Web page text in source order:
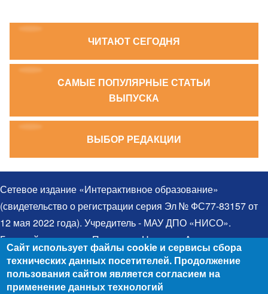
ЧИТАЮТ СЕГОДНЯ
CАМЫЕ ПОПУЛЯРНЫЕ СТАТЬИ
ВЫПУСКА
ВЫБОР РЕДАКЦИИ
Сетевое издание «Интерактивное образование»
(свидетельство о регистрации серия Эл № ФС77-83157 от
12 мая 2022 года). Учредитель - МАУ ДПО «НИСО».
Главный редактор – Протченко Надежда Александровна.
Телефон: 8(383)314-03-03. Электронная почта:
egida@yandex.ru. При использовании материалов ссылка
на сайт обязательна. Все права защищены. Для детей
Сайт использует файлы cookie и сервисы сбора
технических данных посетителей. Продолжение
пользования сайтом является согласием на
применение данных технологий